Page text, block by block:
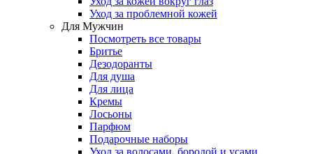
Уход за проблемной кожей
Для Мужчин
Посмотреть все товары
Бритье
Дезодоранты
Для душа
Для лица
Кремы
Лосьоны
Парфюм
Подарочные наборы
Уход за волосами, бородой и усами